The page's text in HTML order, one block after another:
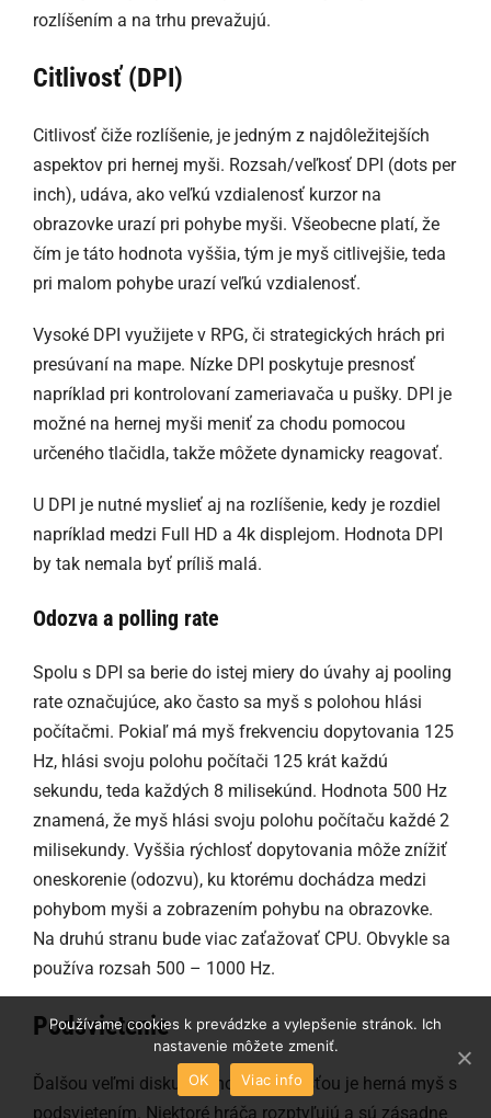
rozlíšením a na trhu prevažujú.
Citlivosť (DPI)
Citlivosť čiže rozlíšenie, je jedným z najdôležitejších
aspektov pri hernej myši. Rozsah/veľkosť DPI (dots per
inch), udáva, ako veľkú vzdialenosť kurzor na
obrazovke urazí pri pohybe myši. Všeobecne platí, že
čím je táto hodnota vyššia, tým je myš citlivejšie, teda
pri malom pohybe urazí veľkú vzdialenosť.
Vysoké DPI využijete v RPG, či strategických hrách pri
presúvaní na mape. Nízke DPI poskytuje presnosť
napríklad pri kontrolovaní zameriavača u pušky. DPI je
možné na hernej myši meniť za chodu pomocou
určeného tlačidla, takže môžete dynamicky reagovať.
U DPI je nutné myslieť aj na rozlíšenie, kedy je rozdiel
napríklad medzi Full HD a 4k displejom. Hodnota DPI
by tak nemala byť príliš malá.
Odozva a polling rate
Spolu s DPI sa berie do istej miery do úvahy aj pooling
rate označujúce, ako často sa myš s polohou hlási
počítačmi. Pokiaľ má myš frekvenciu dopytovania 125
Hz, hlási svoju polohu počítači 125 krát každú
sekundu, teda každých 8 milisekúnd. Hodnota 500 Hz
znamená, že myš hlási svoju polohu počítaču každé 2
milisekundy. Vyššia rýchlosť dopytovania môže znížiť
oneskorenie (odozvu), ku ktorému dochádza medzi
pohybom myši a zobrazením pohybu na obrazovke.
Na druhú stranu bude viac zaťažovať CPU. Obvykle sa
používa rozsah 500 – 1000 Hz.
Podsvietenie
Ďalšou veľmi diskutovanou vlastnosťou je herná myš s
podsvietením. Niektoré hráča rozptyľujú a sú zásadne
Používame cookies k prevádzke a vylepšenie stránok. Ich
nastavenie môžete zmeniť.
OK
Viac info